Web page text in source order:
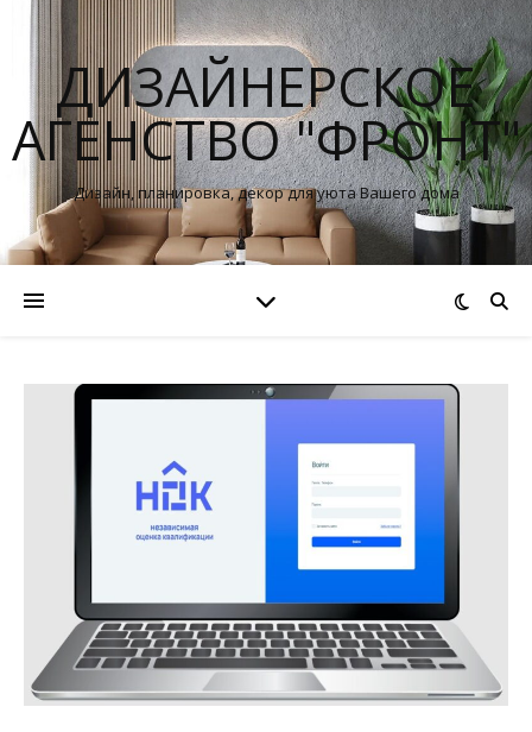
ДИЗАЙНЕРСКОЕ
АГЕНСТВО "ФРОНТ"
Дизайн, планировка, декор для уюта Вашего дома